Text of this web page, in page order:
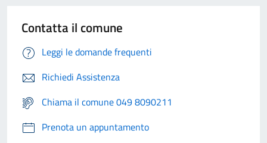
Contatta il comune
Leggi le domande frequenti
Richiedi Assistenza
Chiama il comune 049 8090211
Prenota un appuntamento